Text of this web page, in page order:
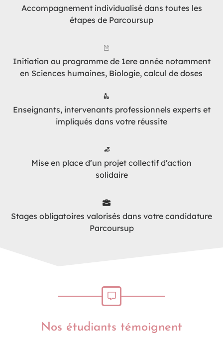
Accompagnement individualisé dans toutes les
étapes de Parcoursup
Initiation au programme de 1ere année notamment
en Sciences humaines, Biologie, calcul de doses
Enseignants, intervenants professionnels experts et
impliqués dans votre réussite
Mise en place d’un projet collectif d’action
solidaire
Stages obligatoires valorisés dans votre candidature
Parcoursup
Nos étudiants témoignent